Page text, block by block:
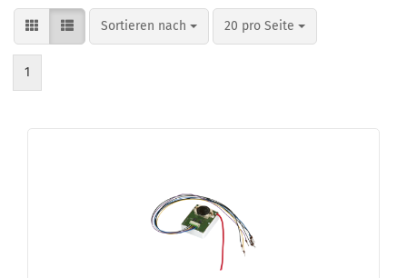
Sortieren nach
Sortieren nach 20 pro Seite
pro Seite
1